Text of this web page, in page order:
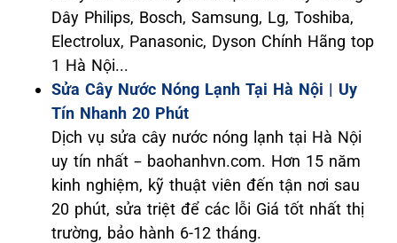
Dây Philips, Bosch, Samsung, Lg, Toshiba,
Electrolux, Panasonic, Dyson Chính Hãng top
1 Hà Nội...
Sửa Cây Nước Nóng Lạnh Tại Hà Nội | Uy
Tín Nhanh 20 Phút
Dịch vụ sửa cây nước nóng lạnh tại Hà Nội
uy tín nhất – baohanhvn.com. Hơn 15 năm
kinh nghiệm, kỹ thuật viên đến tận nơi sau
20 phút, sửa triệt để các lỗi Giá tốt nhất thị
trường, bảo hành 6-12 tháng.